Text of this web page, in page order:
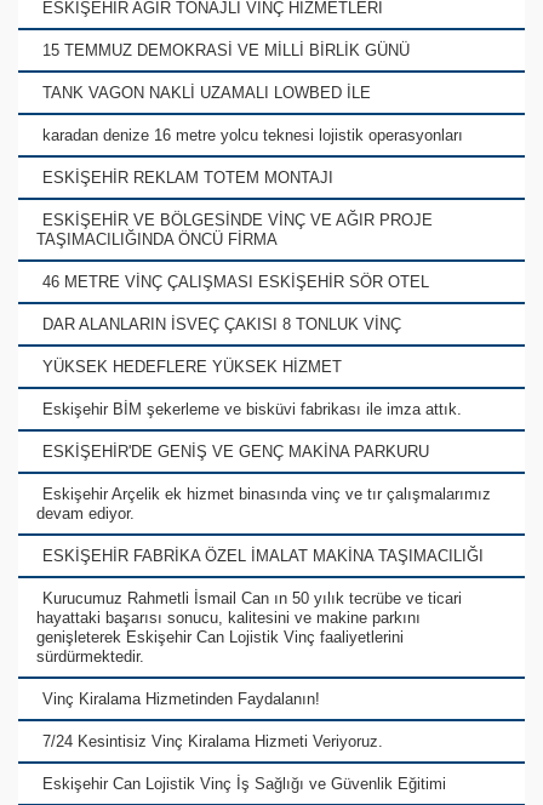
ESKİŞEHİR AĞIR TONAJLI VİNÇ HİZMETLERİ
15 TEMMUZ DEMOKRASİ VE MİLLİ BİRLİK GÜNÜ
TANK VAGON NAKLİ UZAMALI LOWBED İLE
karadan denize 16 metre yolcu teknesi lojistik operasyonları
ESKİŞEHİR REKLAM TOTEM MONTAJI
ESKİŞEHİR VE BÖLGESİNDE VİNÇ VE AĞIR PROJE
TAŞIMACILIĞINDA ÖNCÜ FİRMA
46 METRE VİNÇ ÇALIŞMASI ESKİŞEHİR SÖR OTEL
DAR ALANLARIN İSVEÇ ÇAKISI 8 TONLUK VİNÇ
YÜKSEK HEDEFLERE YÜKSEK HİZMET
Eskişehir BİM şekerleme ve bisküvi fabrikası ile imza attık.
ESKİŞEHİR'DE GENİŞ VE GENÇ MAKİNA PARKURU
Eskişehir Arçelik ek hizmet binasında vinç ve tır çalışmalarımız
devam ediyor.
ESKİŞEHİR FABRİKA ÖZEL İMALAT MAKİNA TAŞIMACILIĞI
Kurucumuz Rahmetli İsmail Can ın 50 yılık tecrübe ve ticari
hayattaki başarısı sonucu, kalitesini ve makine parkını
genişleterek Eskişehir Can Lojistik Vinç faaliyetlerini
sürdürmektedir.
Vinç Kiralama Hizmetinden Faydalanın!
7/24 Kesintisiz Vinç Kiralama Hizmeti Veriyoruz.
Eskişehir Can Lojistik Vinç İş Sağlığı ve Güvenlik Eğitimi